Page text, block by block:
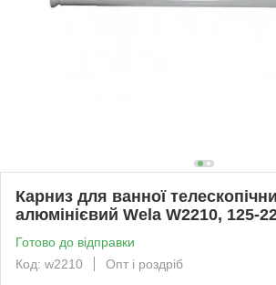
Карниз для ванної
алюмінієвий Wela W2210, 125-
Готово до відправки
Код: w2210
Опт і роздріб